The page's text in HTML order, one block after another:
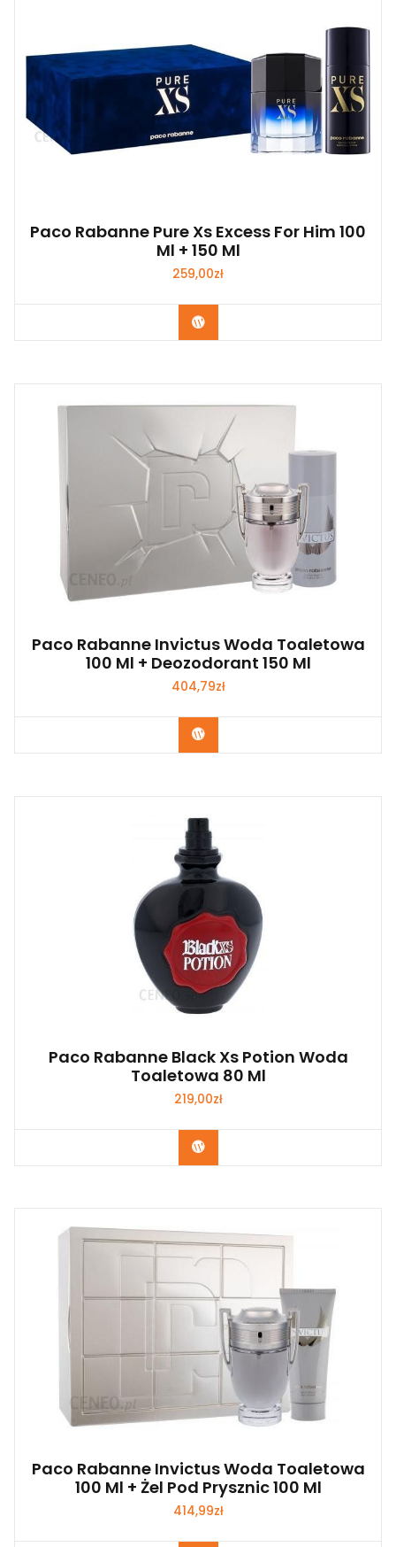
Paco Rabanne Pure Xs Excess For Him 100
Ml + 150 Ml
259,00zł
Zobacz
Paco Rabanne Invictus Woda Toaletowa
100 Ml + Deozodorant 150 Ml
404,79zł
Zobacz
Paco Rabanne Black Xs Potion Woda
Toaletowa 80 Ml
219,00zł
Zobacz
Paco Rabanne Invictus Woda Toaletowa
100 Ml + Żel Pod Prysznic 100 Ml
414,99zł